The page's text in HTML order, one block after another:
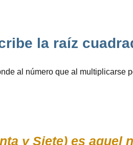
la raíz
al número que al multiplicarse
y Siete) es aquel